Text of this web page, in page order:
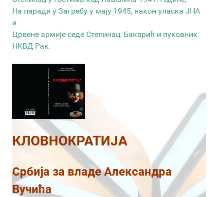
На паради у Загребу у мају 1945, након уласка ЈНА
и
Црвене армије седе Степинац, Бакарић и пуковник
НКВД Рак.
КЛОВНОКРАТИЈА
Србија за владе Александра
Вучића